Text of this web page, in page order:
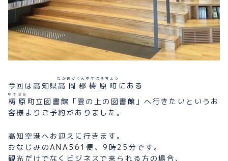
今回は高知県 高岡郡梼原町
たかおかぐんゆすはらちょう
にある
梼原
ゆすはら
町立図書館「雲の上の図書館」へ行きたいというお
客様よりご予約がありました。
高知空港へお迎えに行きます。
おなじみのANA561便、9時25分です。
観光だけでなくビジネスで来られる方の場合、